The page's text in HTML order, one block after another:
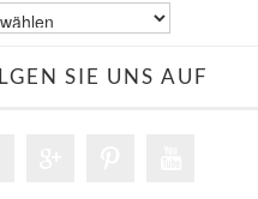
SIE UNS AUF